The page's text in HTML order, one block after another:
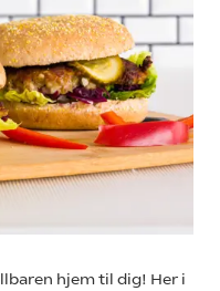
hjem til dig! Her i